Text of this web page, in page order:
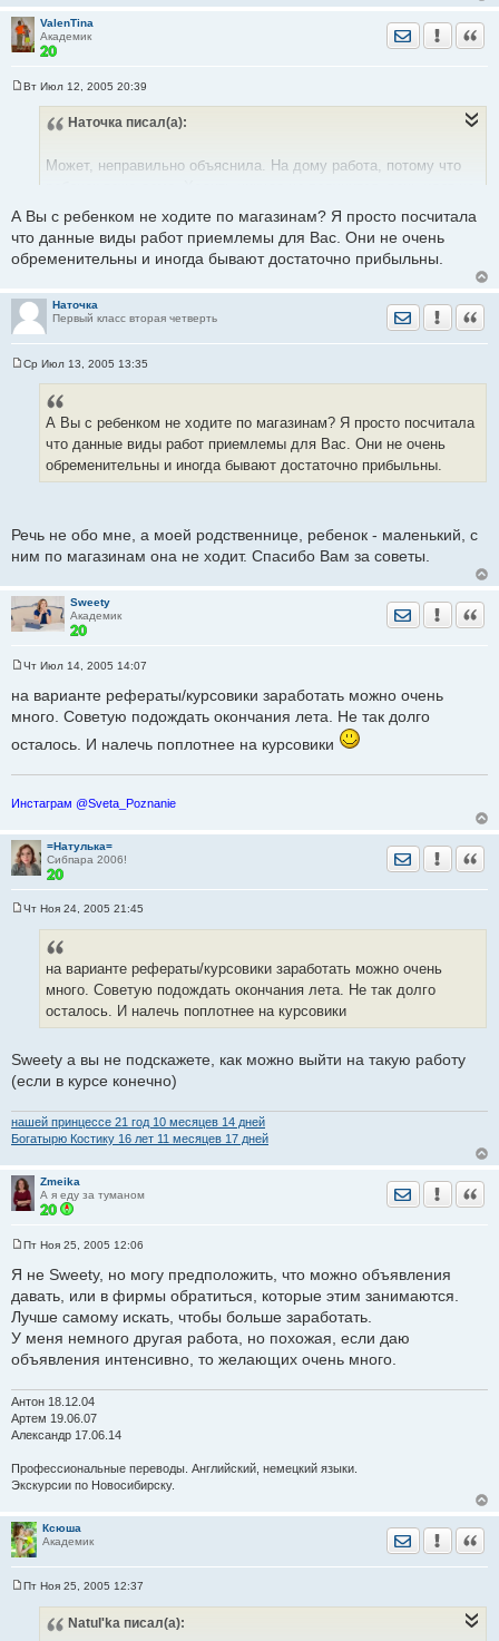
ValenTina
Академик
Отправить
Вт Июл 12, 2005 20:39
Наточка писал(а):
Может, неправильно объяснила. На дому работа, потому что
о работе без образования, и не о работе для студентов, а о
работе ДОМА, причем, чтобы днем не на телефоне. На сайтах
этих нет ничего про интересующую меня работу. Но все равно
А Вы с ребенком не ходите по магазинам? Я просто посчитала
что данные виды работ приемлемы для Вас. Они не очень
обременительны и иногда бывают достаточно прибыльны.
Наточка
Первый класс вторая четверть
Отправить
Ср Июл 13, 2005 13:35
А Вы с ребенком не ходите по магазинам? Я просто посчитала
что данные виды работ приемлемы для Вас. Они не очень
обременительны и иногда бывают достаточно прибыльны.
Речь не обо мне, а моей родственнице, ребенок - маленький, с
ним по магазинам она не ходит. Спасибо Вам за советы.
Sweety
Академик
Отправить
о
б
е
Чт Июл 14, 2005 14:07
на варианте рефераты/курсовики заработать можно очень
много. Советую подождать окончания лета. Не так долго
осталось. И налечь поплотнее на курсовики
Инстаграм @Sveta_Poznanie
=Натулька=
Сибпара 2006!
Отправить
Чт Ноя 24, 2005 21:45
на варианте рефераты/курсовики заработать можно очень
много. Советую подождать окончания лета. Не так долго
осталось. И налечь поплотнее на курсовики
Sweety а вы не подскажете, как можно выйти на такую работу
(если в курсе конечно)
нашей принцессе 21 год 10 месяцев 14 дней
Богатырю Костику 16 лет 11 месяцев 17 дней
Zmeika
А я еду за туманом
Отправить
о
б
е
н
е
Пт Ноя 25, 2005 12:06
Я не Sweety, но могу предположить, что можно объявления
давать, или в фирмы обратиться, которые этим занимаются.
Лучше самому искать, чтобы больше заработать.
У меня немного другая работа, но похожая, если даю
объявления интенсивно, то желающих очень много.
Антон 18.12.04
Артем 19.06.07
Александр 17.06.14
Профессиональные переводы. Английский, немецкий языки.
Экскурсии по Новосибирску.
Ксюша
Академик
Отправить
Пт Ноя 25, 2005 12:37
Natul'ka писал(а):